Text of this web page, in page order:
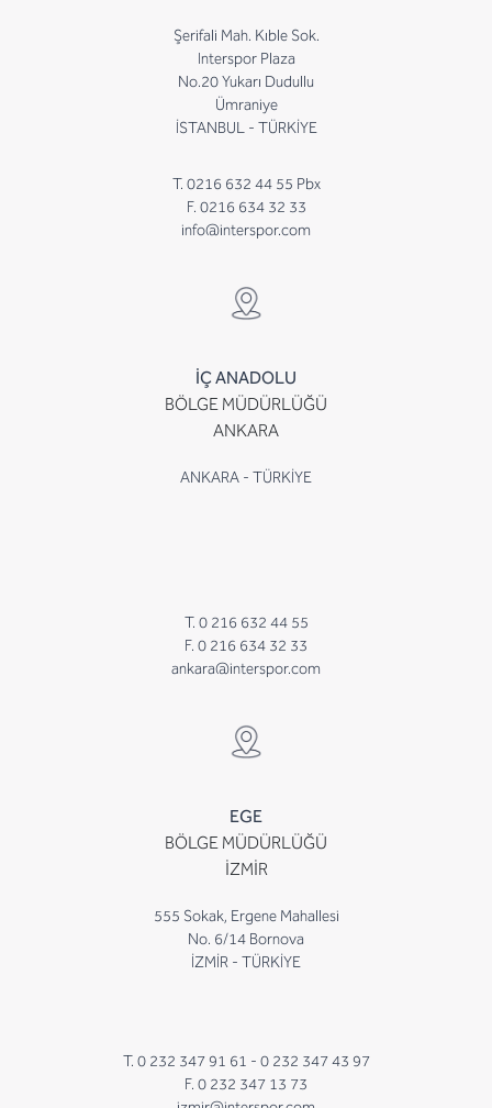
Şerifali Mah. Kıble Sok.
Interspor Plaza
No.20 Yukarı Dudullu
Ümraniye
İSTANBUL - TÜRKİYE
T. 0216 632 44 55 Pbx
F. 0216 634 32 33
info@interspor.com
İÇ ANADOLU
BÖLGE MÜDÜRLÜĞÜ
ANKARA
ANKARA - TÜRKİYE
T. 0 216 632 44 55
F. 0 216 634 32 33
ankara@interspor.com
EGE
BÖLGE MÜDÜRLÜĞÜ
İZMİR
555 Sokak, Ergene Mahallesi
No. 6/14 Bornova
İZMİR - TÜRKİYE
T. 0 232 347 91 61 - 0 232 347 43 97
F. 0 232 347 13 73